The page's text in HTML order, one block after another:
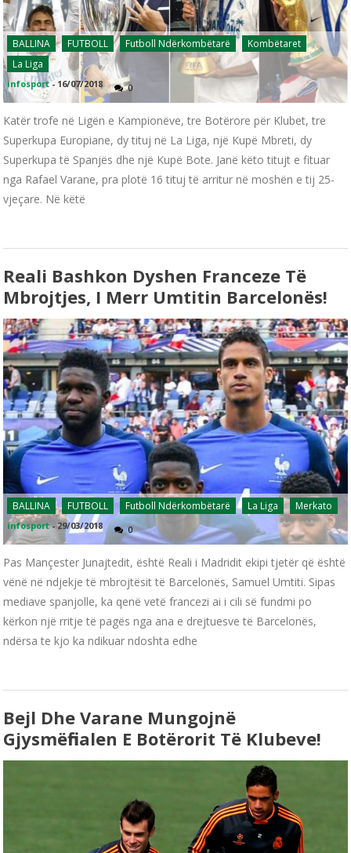
BALLINA FUTBOLL Futboll Ndërkombëtarë
Kombëtaret
La Liga
infosport - 16/07/2018 0
Katër trofe në Ligën e Kampionëve, tre Botërore për Klubet, tre
Superkupa Europiane, dy tituj në La Liga, një Kupë Mbreti, dy
Superkupa të Spanjës dhe një Kupë Bote. Janë këto titujt e fituar
nga Rafael Varane, pra plotë 16 tituj të arritur në moshën e tij 25-
vjeçare. Në këtë
Reali Bashkon Dyshen Franceze Të
Mbrojtjes, I Merr Umtitin Barcelonës!
BALLINA FUTBOLL Futboll Ndërkombëtarë La Liga Merkato
infosport -29/03/2018 0
Pas Mançester Junajtedit, është Reali i Madridit ekipi tjetër që është
vënë në ndjekje të mbrojtësit të Barcelonës, Samuel Umtiti. Sipas
mediave spanjolle, ka qenë vetë francezi ai i cili së fundmi po
kërkon një rritje të pagës nga ana e drejtuesve të Barcelonës,
ndërsa te kjo ka ndikuar ndoshta edhe
Bejl Dhe Varane Mungojnë
Gjysmëfinalen E Botërorit Të Klubeve!